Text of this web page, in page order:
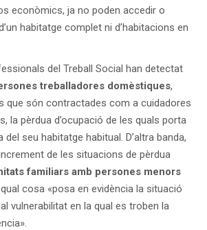
econòmics, ja no poden accedir o
habitatge complet ni d’habitacions en
del Treball Social han detectat
treballadores domèstiques,
que són contractades com a cuidadores
la pèrdua d’ocupació de les quals porta
seu habitatge habitual. D’altra banda,
de les situacions de pèrdua
familiars amb persones menors
cosa «posa en evidència la situació
vulnerabilitat en la qual es troben la